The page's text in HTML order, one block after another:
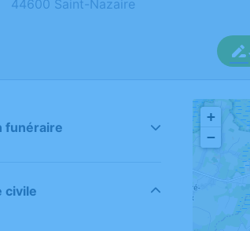
44600 Saint-Nazaire
funéraire
civile
+
−